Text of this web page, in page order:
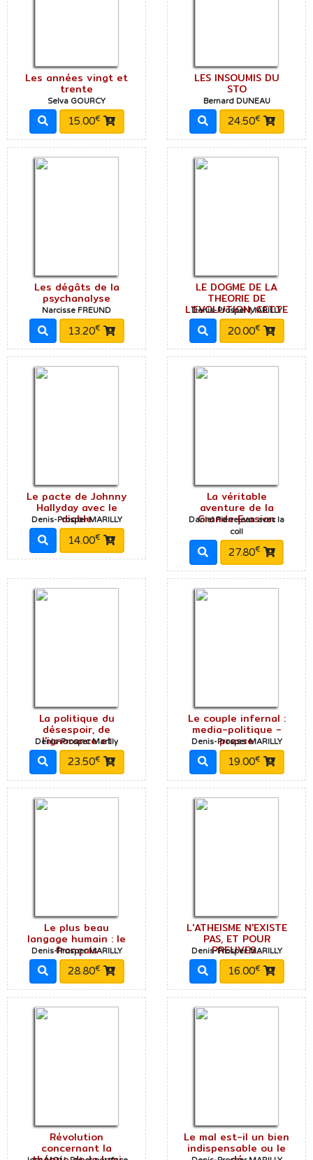
Les années vingt et
trente
Selva GOURCY
15.00€
LES INSOUMIS DU
STO
Bernard DUNEAU
24.50€
Les dégâts de la
psychanalyse
Narcisse FREUND
13.20€
LE DOGME DE LA
THEORIE DE
L'EVOLUTION, CETTE
Denis-Prosper MARILLY
20.00€
Le pacte de Johnny
Hallyday avec le
diable
Denis-Prosper MARILLY
14.00€
La véritable
aventure de la
Grande Evasion
Daniel Pierrejean avec la
coll
27.80€
La politique du
désespoir, de
l'ignorance et
Denis-Prosper Marilly
23.50€
Le couple infernal :
media-politique -
presse
Denis-Prosper MARILLY
19.00€
Le plus beau
langage humain : le
français
Denis-Prosper MARILLY
28.80€
L'ATHEISME N'EXISTE
PAS, ET POUR
PREUVES...
Denis-Prosper MARILLY
16.00€
Révolution
concernant la
Le mal est-il un bien
indispensable ou le